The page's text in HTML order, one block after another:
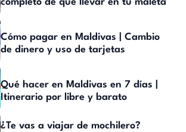
Cómo pagar en Maldivas | Cambio
de dinero y uso de tarjetas
Qué hacer en Maldivas en 7 días |
Itinerario por libre y barato
¿Te vas a viajar de mochilero?